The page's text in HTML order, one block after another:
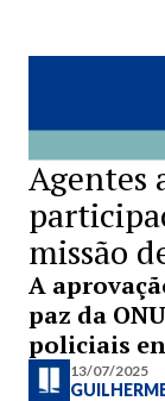
Agentes
missão
A
paz da
policiais
13/07/2025